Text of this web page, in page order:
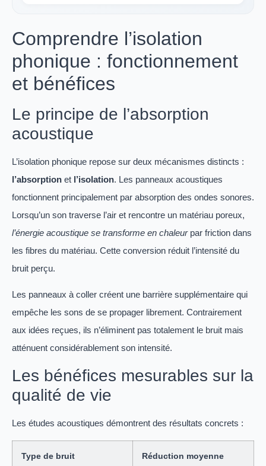
Comprendre l’isolation
phonique : fonctionnement
et bénéfices
Le principe de l’absorption
acoustique
L’isolation phonique repose sur deux mécanismes distincts :
l’absorption et l’isolation. Les panneaux acoustiques
fonctionnent principalement par absorption des ondes sonores.
Lorsqu’un son traverse l’air et rencontre un matériau poreux,
l’énergie acoustique se transforme en chaleurpar friction dans
les fibres du matériau. Cette conversion réduit l’intensité du
bruit perçu.
Les panneaux à coller créent une barrière supplémentaire qui
empêche les sons de se propager librement. Contrairement
aux idées reçues, ils n’éliminent pas totalement le bruit mais
atténuent considérablement son intensité.
Les bénéfices mesurables sur la
qualité de vie
Les études acoustiques démontrent des résultats concrets :
Type de bruit Réduction moyenne